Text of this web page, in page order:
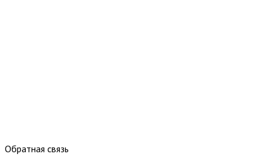
Обратная связь